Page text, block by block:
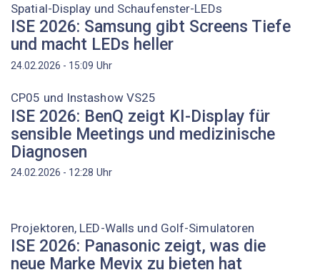
Spatial-Display und Schaufenster-LEDs
ISE 2026: Samsung gibt Screens Tiefe
und macht LEDs heller
24.02.2026 - 15:09 Uhr
CP05 und Instashow VS25
ISE 2026: BenQ zeigt KI-Display für
sensible Meetings und medizinische
Diagnosen
24.02.2026 - 12:28 Uhr
Projektoren, LED-Walls und Golf-Simulatoren
ISE 2026: Panasonic zeigt, was die
neue Marke Mevix zu bieten hat